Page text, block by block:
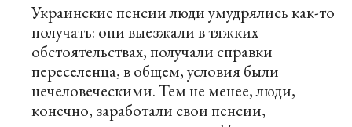
Украинские пенсии люди умудрялись как-то
получать: они выезжали в тяжких
обстоятельствах, получали справки
переселенца, в общем, условия были
нечеловеческими. Тем не менее, люди,
конечно, заработали свои пенсии,